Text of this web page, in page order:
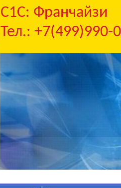
C1С: Франчайзи
Тел.: +7(499)990-